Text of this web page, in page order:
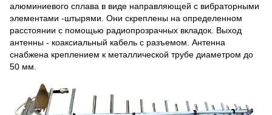
алюминиевого сплава в виде направляющей с вибраторными
элементами -штырями. Они скреплены на определенном
расстоянии с помощью радиопрозрачных вкладок. Выход
антенны - коаксиальный кабель с разъемом. Антенна
снабжена креплением к металлической трубе диаметром до
50 мм.